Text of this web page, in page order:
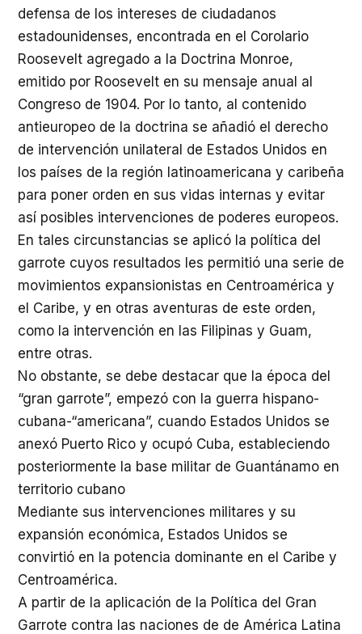
defensa de los intereses de ciudadanos
estadounidenses, encontrada en el Corolario
Roosevelt agregado a la Doctrina Monroe,
emitido por Roosevelt en su mensaje anual al
Congreso de 1904. Por lo tanto, al contenido
antieuropeo de la doctrina se añadió el derecho
de intervención unilateral de Estados Unidos en
los países de la región latinoamericana y caribeña
para poner orden en sus vidas internas y evitar
así posibles intervenciones de poderes europeos.
En tales circunstancias se aplicó la política del
garrote cuyos resultados les permitió una serie de
movimientos expansionistas en Centroamérica y
el Caribe, y en otras aventuras de este orden,
como la intervención en las Filipinas y Guam,
entre otras.
No obstante, se debe destacar que la época del
“gran garrote”, empezó con la guerra hispano-
cubana-“americana”, cuando Estados Unidos se
anexó Puerto Rico y ocupó Cuba, estableciendo
posteriormente la base militar de Guantánamo en
territorio cubano
Mediante sus intervenciones militares y su
expansión económica, Estados Unidos se
convirtió en la potencia dominante en el Caribe y
Centroamérica.
A partir de la aplicación de la Política del Gran
Garrote contra las naciones de de América Latina